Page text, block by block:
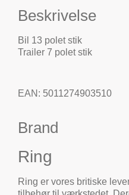
Beskrivelse
Bil 13 polet stik
Trailer 7 polet stik
EAN: 5011274903510
Brand
Ring
Ring er vores britiske